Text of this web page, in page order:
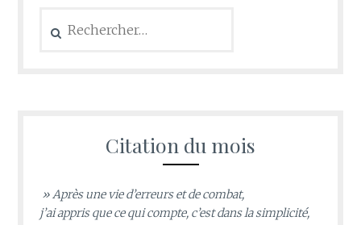
Citation du mois
» Après une vie d’erreurs et de combat,
j’ai appris que ce qui compte, c’est dans la simplicité,